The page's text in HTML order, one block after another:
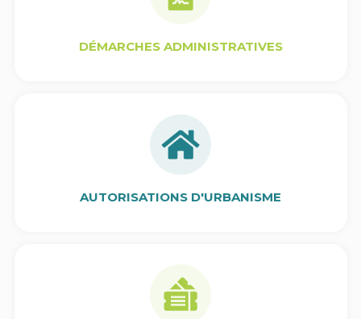
DÉMARCHES ADMINISTRATIVES
AUTORISATIONS D'URBANISME